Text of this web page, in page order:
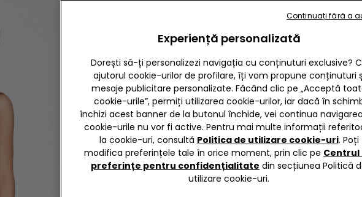
Sutien
Tulle
Ușor
84,90
Experiență personalizată
Dorești să-ți personalizezi navigația cu conținuturi exclusive?
ajutorul cookie-urilor de profilare, îți vom propune conținuturi
mesaje publicitare personalizate. Făcând clic pe „Acceptă
cookie-urile”, permiți utilizarea cookie-urilor, iar dacă în
închizi acest banner de la butonul închide, vei continua
cookie-urile nu vor fi active. Pentru mai multe informații
la cookie-uri, consultă Politica de utilizare cookie-uri. Poți
modifica preferințele tale în orice moment, prin clic pe Centrul
preferințe pentru confidențialitate din secțiunea Politică
utilizare cookie-uri.
Continuați fără a